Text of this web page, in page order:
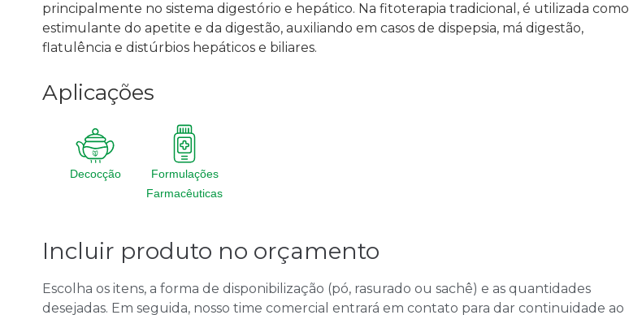
principalmente no sistema digestório e hepático. Na fitoterapia tradicional, é utilizada como
estimulante do apetite e da digestão, auxiliando em casos de dispepsia, má digestão,
flatulência e distúrbios hepáticos e biliares.
Aplicações
Decocção
Formulações
Farmacêuticas
Incluir produto no orçamento
Escolha os itens, a forma de disponibilização (pó, rasurado ou sachê) e as quantidades
desejadas. Em seguida, nosso time comercial entrará em contato para dar continuidade ao